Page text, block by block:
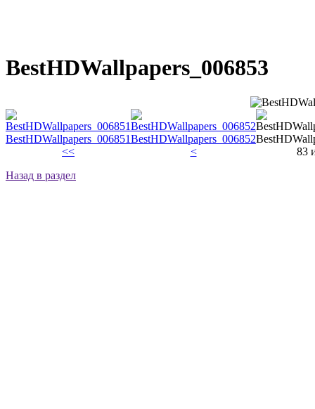
BestHDWallpapers_006853
BestHDWallpapers_006851BestHDWallpapers_006852
<<
<
83
Назад в раздел